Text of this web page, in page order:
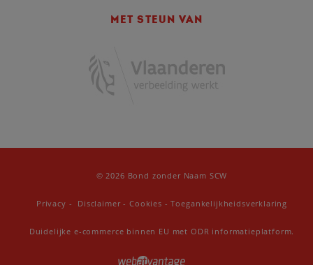
MET STEUN VAN
© 2026 Bond zonder Naam SCW
Privacy - Disclaimer-Cookies -Toegankelijkheidsverklaring
Duidelijke e-commerce binnen EU met ODR informatieplatform.